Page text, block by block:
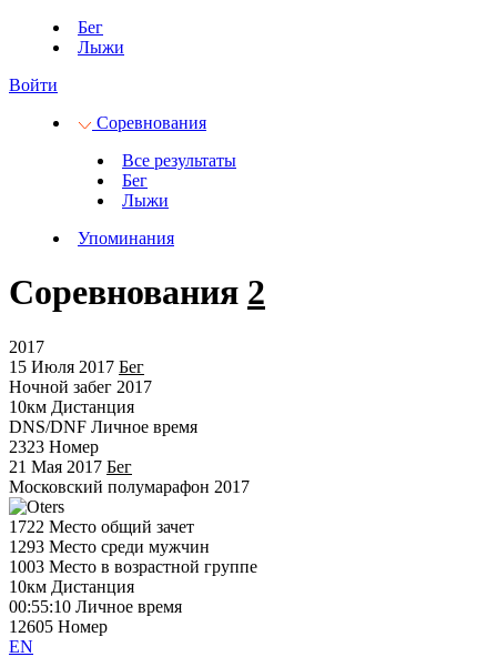
Бег
Лыжи
Войти
Соревнования
Все результаты
Бег
Лыжи
Упоминания
Соревнования 2
2017
15 Июля 2017 Бег
Ночной забег 2017
10км Дистанция
DNS/DNF Личное время
2323 Номер
21 Мая 2017 Бег
Московский полумарафон 2017
1722 Место общий зачет
1293 Место среди мужчин
1003 Место в возрастной группе
10км Дистанция
00:55:10 Личное время
12605 Номер
EN